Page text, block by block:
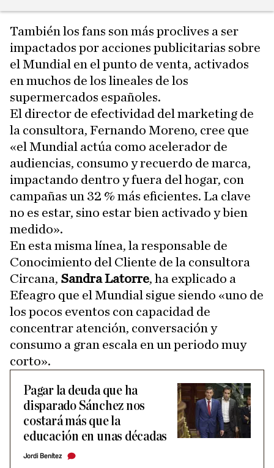
También los fans son más proclives a ser
impactados por acciones publicitarias sobre
el Mundial en el punto de venta, activados
en muchos de los lineales de los
supermercados españoles.
El director de efectividad del marketing de
la consultora, Fernando Moreno, cree que
«el Mundial actúa como acelerador de
audiencias, consumo y recuerdo de marca,
impactando dentro y fuera del hogar, con
campañas un 32 % más eficientes. La clave
no es estar, sino estar bien activado y bien
medido».
En esta misma línea, la responsable de
Conocimiento del Cliente de la consultora
Circana, Sandra Latorre, ha explicado a
Efeagro que el Mundial sigue siendo «uno de
los pocos eventos con capacidad de
concentrar atención, conversación y
consumo a gran escala en un periodo muy
corto».
Pagar la deuda que ha
disparado Sánchez nos
costará más que la
educación en unas décadas
Jordi Benítez